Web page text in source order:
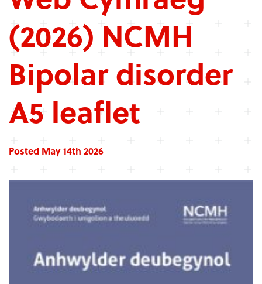
(2026) NCMH
Bipolar disorder
A5 leaflet
Posted May 14th 2026